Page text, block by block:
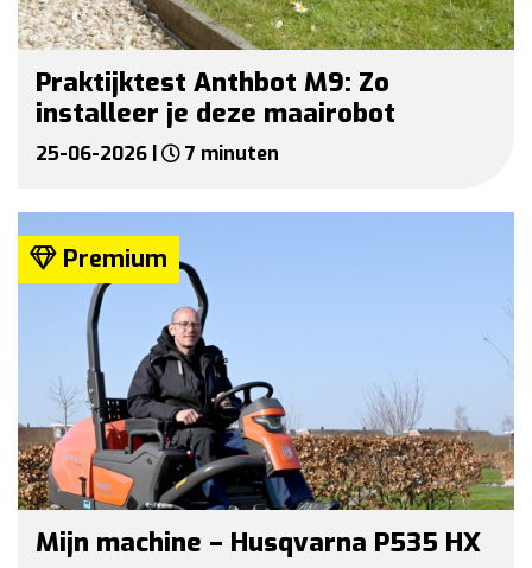
Praktijktest Anthbot M9: Zo
installeer je deze maairobot
25-06-2026 | 7 minuten
Premium
Mijn machine – Husqvarna P535 HX